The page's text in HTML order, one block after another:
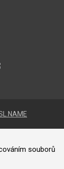
souborů